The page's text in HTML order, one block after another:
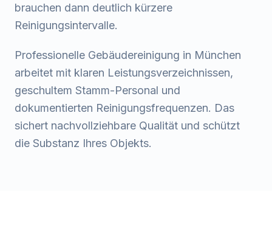
brauchen dann deutlich kürzere
Reinigungsintervalle.
Professionelle Gebäudereinigung in München
arbeitet mit klaren Leistungsverzeichnissen,
geschultem Stamm-Personal und
dokumentierten Reinigungsfrequenzen. Das
sichert nachvollziehbare Qualität und schützt
die Substanz Ihres Objekts.